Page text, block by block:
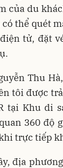
của du
thể quét
tử, đặt
Thu
tôi được
tại Khu di
360 độ
trực tiếp
địa